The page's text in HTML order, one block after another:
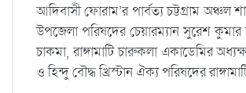
আদিবাসী ফোরাম’র পার্বত্য চট্টগ্রাম অঞ্চল
উপজেলা পরিষদের চেয়ারম্যান সুরেশ কুমার
চাকমা, রাঙ্গামাটি চারুকলা একাডেমির
ও হিন্দু বৌদ্ধ খ্রিস্টান ঐক্য পরিষদের